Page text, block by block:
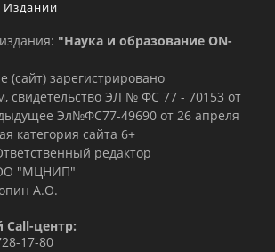
"Наука и образование ON-
(сайт) зарегистрировано
свидетельство ЭЛ № ФС 77 - 70153 от
Эл№ФC77-49690 от 26 апреля
категория сайта 6+
редактор
"МЦНИП"
А.О.
центр:
17-80